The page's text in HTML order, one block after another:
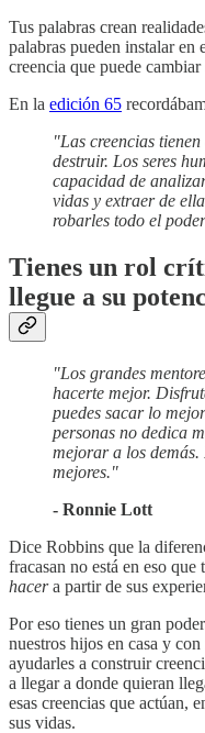
Tus palabras crean
palabras pueden instalar en
creencia que puede
En la edición 65
"Las creencias
destruir. Los seres
capacidad de
vidas y extraer de
robarles todo el
Tienes un rol
llegue a su
"Los grandes
hacerte mejor.
puedes sacar lo
personas no dedica
mejorar a los demás.
mejores."
- Ronnie Lott
Dice Robbins que la
fracasan no está en eso
hacera partir de sus
Por eso tienes un gran
nuestros hijos en casa y
ayudarles a construir
a llegar a donde quieran
esas creencias que actúan,
sus vidas.